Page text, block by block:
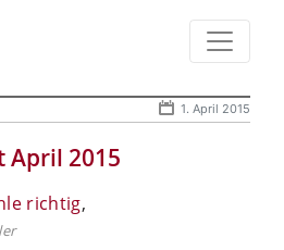
1. April 2015
2015
richtig,